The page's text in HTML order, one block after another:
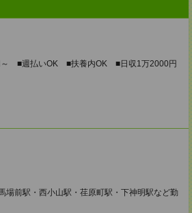
～ ■週払いOK ■扶養内OK ■日収1万2000円
場前駅・西小山駅・荏原町駅・下神明駅など勤